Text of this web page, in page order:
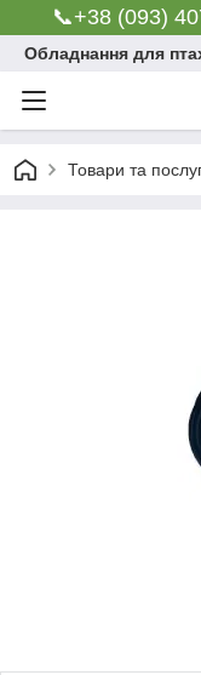
📞+38 (093)
Обладнання для
Товари та